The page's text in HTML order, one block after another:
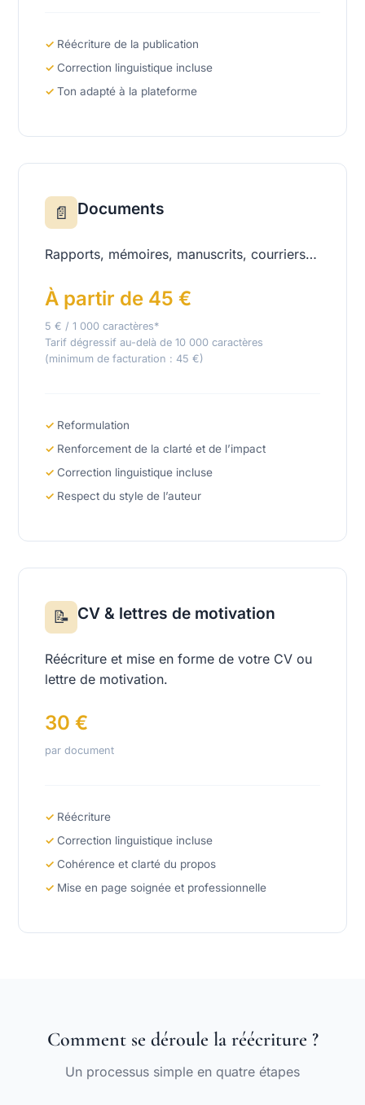
Réécriture de la publication
Correction linguistique incluse
Ton adapté à la plateforme
📄 Documents
Rapports, mémoires, manuscrits, courriers…
À partir de 45 €
5 € / 1 000 caractères*
Tarif dégressif au-delà de 10 000 caractères
(minimum de facturation : 45 €)
Reformulation
Renforcement de la clarté et de l’impact
Correction linguistique incluse
Respect du style de l’auteur
📝 CV & lettres de motivation
Réécriture et mise en forme de votre CV ou
lettre de motivation.
30 €
par document
Réécriture
Correction linguistique incluse
Cohérence et clarté du propos
Mise en page soignée et professionnelle
Comment se déroule la réécriture ?
Un processus simple en quatre étapes